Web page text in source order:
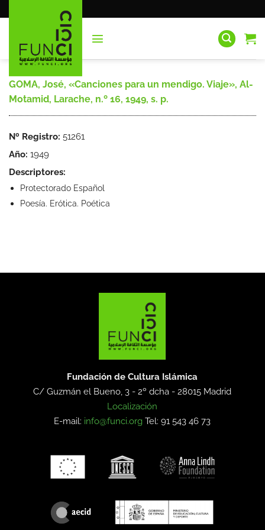
al
GOMA, José, «Canciones para un mendigo. Viaje», Al-
Motamid, Larache, n.º 16, 1949, s. p.
Nº Registro: 51261
Año: 1949
Descriptores:
Protectorado Español
Poesía. Erótica. Poética
Fundación de Cultura Islámica
C/ Guzmán el Bueno, 3 - 2º dcha -28015 Madrid
Localización
E-mail: info@funci.org Tel: 91 543 46 73